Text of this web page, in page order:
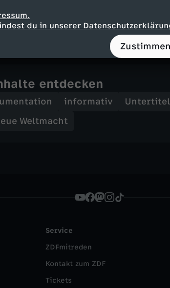
du in unserer
Zustimmen
Chinas und von seiner Vision. Und
Politik für die USA und die Welt.
entdecken
informativ Untertitel
Weltmacht
Service
ZDFmitreden
Kontakt zum ZDF
Tickets